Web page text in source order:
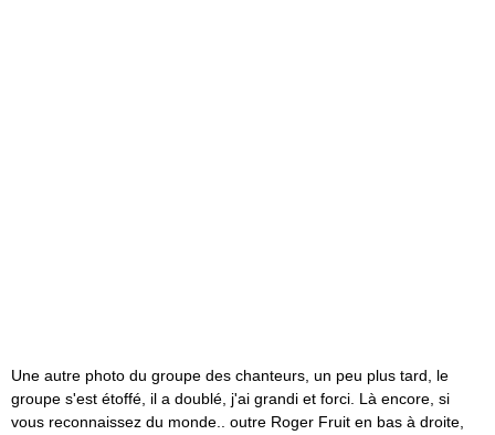
Une autre photo du groupe des chanteurs, un peu plus tard, le
groupe s'est étoffé, il a doublé, j'ai grandi et forci. Là encore, si
vous reconnaissez du monde.. outre Roger Fruit en bas à droite,